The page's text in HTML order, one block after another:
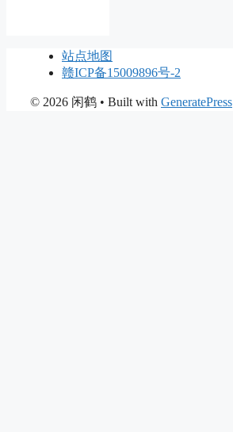
站点地图
赣ICP备15009896号-2
© 2026 闲鹤 • Built with GeneratePress